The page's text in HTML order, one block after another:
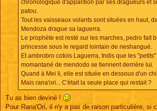
chronologique d'apparition par ses dragueurs et
patou.
Tout les vaisseaux volants sont situées en haut,
Mendoza drague sa laguerra.
Le prophète est resté sur les marches, pedro fait
princesse sous le regard lointain de neshangué.
Et ambrobro cotois Laguerra, tndis que les
momantané de mendodo se tiennent derrière lui.
Quand à Mei li, elle est située en dessous d'un
Mais rana'ori... C'était la seule place qui restait ?
Tu as bien deviné !
Pour Rana'Ori, il n'y a pas de raison particulière, si